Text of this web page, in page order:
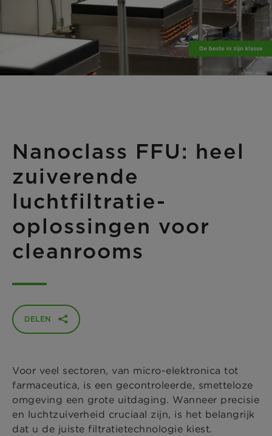
Nanoclass FFU: heel
zuiverende
luchtfiltratie-
oplossingen voor
cleanrooms
DELEN
Voor veel sectoren, van micro-elektronica tot
farmaceutica, is een gecontroleerde, smetteloze
omgeving een grote uitdaging. Wanneer precisie
en luchtzuiverheid cruciaal zijn, is het belangrijk
dat u de juiste filtratietechnologie kiest.